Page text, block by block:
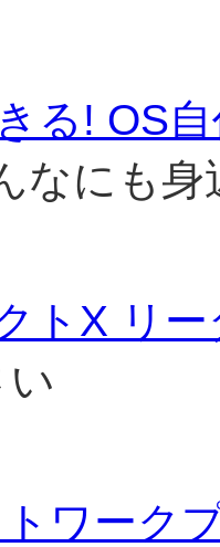
る! OS
なにも身
トX リ
ワーク